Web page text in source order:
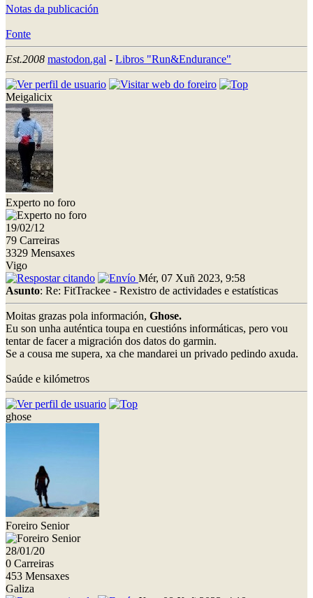
Notas da publicación
Fonte
Est.2008 mastodon.gal - Libros "Run&Endurance"
Meigalicix
Experto no foro
19/02/12
79 Carreiras
3329 Mensaxes
Vigo
Mér, 07 Xuñ 2023, 9:58
Asunto: Re: FitTrackee - Rexistro de actividades e estatísticas
Moitas grazas pola información, Ghose.
Eu son unha auténtica toupa en cuestións informáticas, pero vou
tentar de facer a migración dos datos do garmin.
Se a cousa me supera, xa che mandarei un privado pedindo axuda.
Saúde e kilómetros
ghose
Foreiro Senior
28/01/20
0 Carreiras
453 Mensaxes
Galiza